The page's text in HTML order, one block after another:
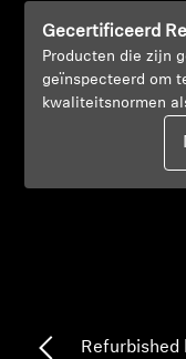
Support
Professioneel
Gecertificeerd
Producten die zijn
geïnspecteerd om
kwaliteitsnormen
Refurbished